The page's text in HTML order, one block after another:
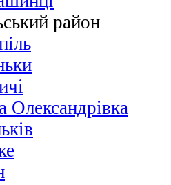
район
Олександрівка